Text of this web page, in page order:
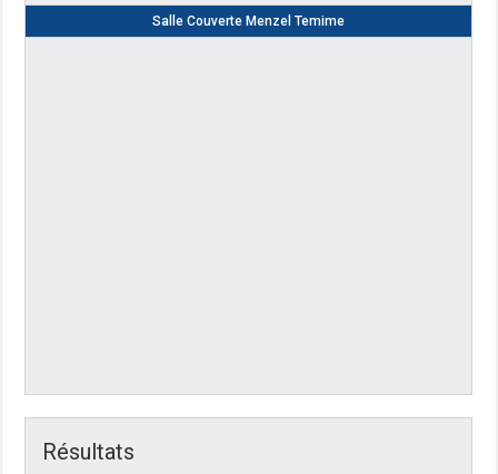
Salle Couverte Menzel Temime
Résultats